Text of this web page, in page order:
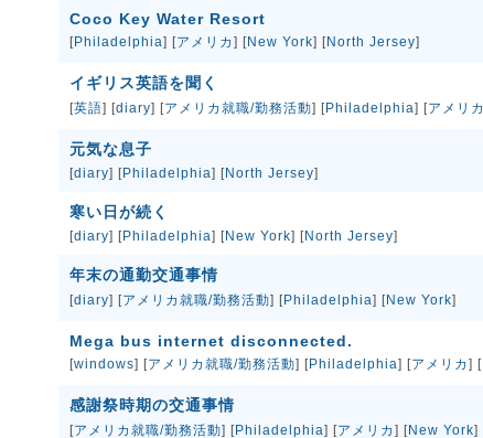
Coco Key Water Resort
[Philadelphia] [アメリカ ] [New York] [North Jersey]
イギリス英語を聞く
[英語] [diary] [アメリカ就職/勤務活動] [Philadelphia] [アメリカ
元気な息子
[diary] [Philadelphia] [North Jersey]
寒い日が続く
[diary] [Philadelphia] [New York] [North Jersey]
年末の通勤交通事情
[diary] [アメリカ就職/勤務活動] [Philadelphia] [New York]
Mega bus internet disconnected.
[windows] [アメリカ就職/勤務活動] [Philadelphia] [アメリカ ] [
感謝祭時期の交通事情
[アメリカ就職/勤務活動] [Philadelphia] [アメリカ ] [New York]